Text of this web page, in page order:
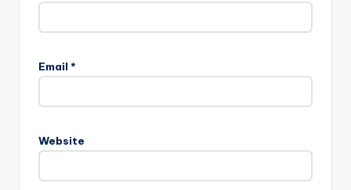
Email *
Website